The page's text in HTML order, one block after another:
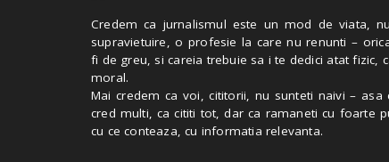
Credem ca jurnalismul este un mod de viata,
supravietuire, o profesie la care nu renunti –
fi de greu, si careia trebuie sa i te dedici atat fizic,
moral.
Mai credem ca voi, cititorii, nu sunteti naivi – asa
cred multi, ca cititi tot, dar ca ramaneti cu foarte
cu ce conteaza, cu informatia relevanta.